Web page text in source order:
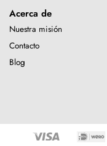
Acerca de
Nuestra misión
Contacto
Blog